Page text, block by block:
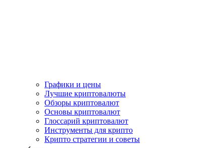
Графики и цены
Лучшие криптовалюты
Обзоры криптовалют
Основы криптовалют
Глоссарий криптовалют
Инструменты для крипто
Крипто стратегии и советы